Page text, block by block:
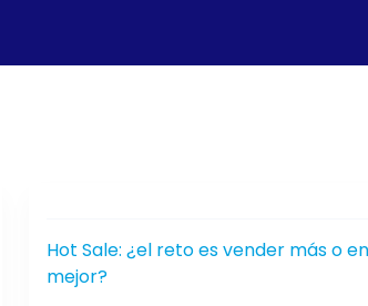
Hot Sale: ¿el reto es vender más o
mejor?